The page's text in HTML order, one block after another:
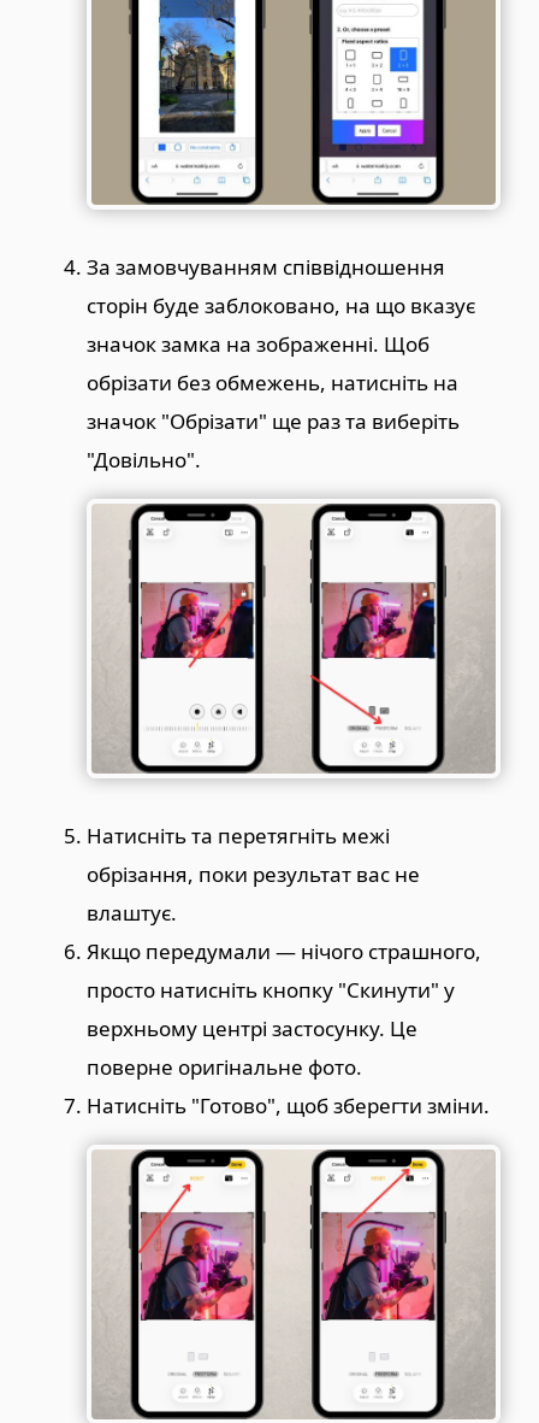
За замовчуванням співвідношення
сторін буде заблоковано, на що вказує
значок замка на зображенні. Щоб
обрізати без обмежень, натисніть на
значок "Обрізати" ще раз та виберіть
"Довільно".
Натисніть та перетягніть межі
обрізання, поки результат вас не
влаштує.
Якщо передумали — нічого страшного,
просто натисніть кнопку "Скинути" у
верхньому центрі застосунку. Це
поверне оригінальне фото.
Натисніть "Готово", щоб зберегти зміни.